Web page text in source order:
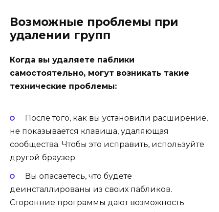
Возможные проблемы при
удалении групп
Когда вы удаляете паблики
самостоятельно, могут возникать такие
технические проблемы:
После того, как вы установили расширение,
не показывается клавиша, удаляющая
сообщества. Чтобы это исправить, используйте
другой браузер.
Вы опасаетесь, что будете
деинсталлированы из своих пабликов.
Сторонние программы дают возможность